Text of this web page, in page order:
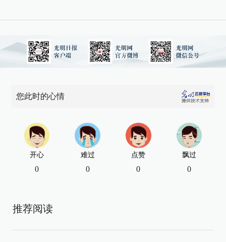
您此时的心情
开心
0
难过
0
点赞
0
飘过
0
推荐阅读